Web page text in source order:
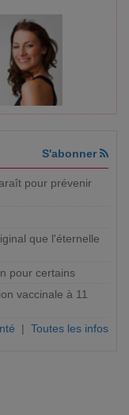
S'abonner
pour prévenir
que l'éternelle
pour certains
vaccinale à 11
| Toutes les infos